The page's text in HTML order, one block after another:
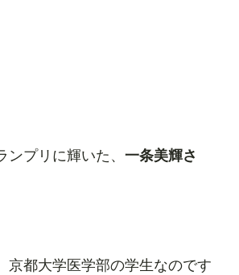
プリに輝いた、 一条美輝さ
京都大学医学部の学生なのです